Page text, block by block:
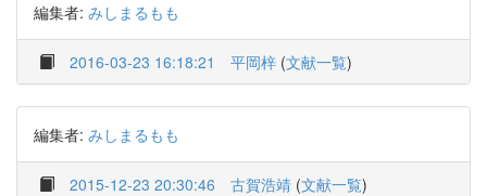
編集者: みしまるもも
2016-03-23 16:18:21 平岡梓 (文献一覧)
編集者: みしまるもも
2015-12-23 20:30:46 古賀浩靖 (文献一覧)